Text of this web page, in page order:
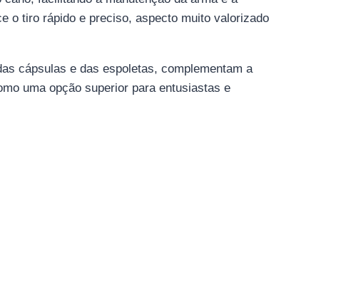
o tiro rápido e preciso, aspecto muito valorizado
cápsulas e das espoletas, complementam a
uma opção superior para entusiastas e